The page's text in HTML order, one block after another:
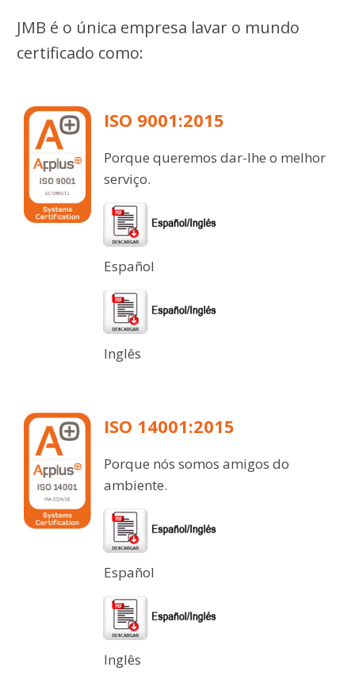
JMB é o única empresa lavar o mundo
certificado como:
ISO 9001:2015
Porque queremos dar-lhe o melhor
serviço.
Español
Inglês
ISO 14001:2015
Porque nós somos amigos do
ambiente.
Español
Inglês